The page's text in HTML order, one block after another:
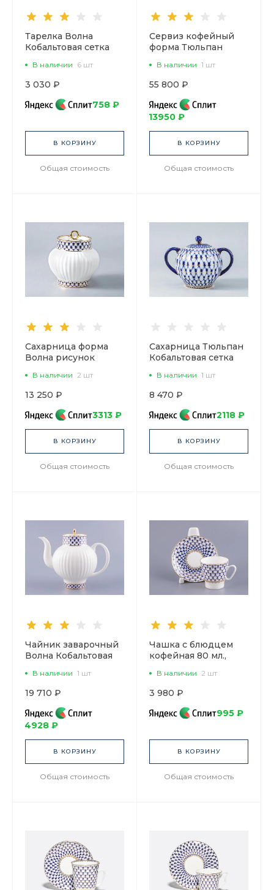
Тарелка Волна
Кобальтовая сетка
80.06538.00.1
В наличии 6 шт
3 030 ₽
758 ₽
В КОРЗИНУ
Общая стоимость
Сервиз кофейный
форма Тюльпан
сетка, 6 персон 20
предметов, арт.
81.20944.00.1
В наличии 1 шт
55 800 ₽
13950 ₽
В КОРЗИНУ
Общая стоимость
Сахарница форма
Волна рисунок
арт. 80.06535.00.1
В наличии 2 шт
13 250 ₽
3313 ₽
В КОРЗИНУ
Общая стоимость
Сахарница Тюльпан
Кобальтовая сетка
В наличии 1 шт
8 470 ₽
2118 ₽
В КОРЗИНУ
Общая стоимость
Чайник заварочный
Волна Кобальтовая
80.06534.00.1
В наличии 1 шт
19 710 ₽
4928 ₽
В КОРЗИНУ
Общая стоимость
Чашка с блюдцем
кофейная 80 мл.,
рисунок Кобальтовая
сетка арт.
81.14569.00.1
В наличии 2 шт
3 980 ₽
995 ₽
В КОРЗИНУ
Общая стоимость